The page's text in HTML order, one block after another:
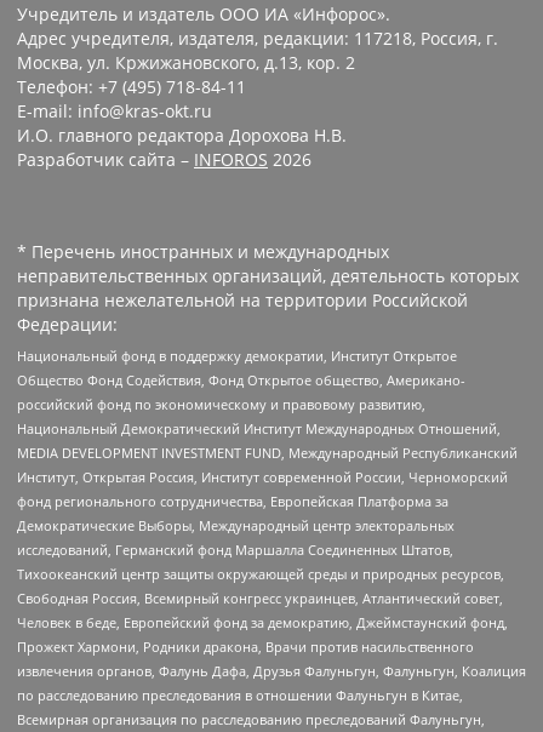
Учредитель и издатель ООО ИА «Инфорос».
Адрес учредителя, издателя, редакции: 117218, Россия, г.
Москва, ул. Кржижановского, д.13, кор. 2
Телефон: +7 (495) 718-84-11
E-mail: info@kras-okt.ru
И.О. главного редактора Дорохова Н.В.
Разработчик сайта – INFOROS 2026
* Перечень иностранных и международных
неправительственных организаций, деятельность которых
признана нежелательной на территории Российской
Федерации:
Национальный фонд в поддержку демократии, Институт Открытое
Общество Фонд Содействия, Фонд Открытое общество, Американо-
российский фонд по экономическому и правовому развитию,
Национальный Демократический Институт Международных Отношений,
MEDIA DEVELOPMENT INVESTMENT FUND, Международный Республиканский
Институт, Открытая Россия, Институт современной России, Черноморский
фонд регионального сотрудничества, Европейская Платформа за
Демократические Выборы, Международный центр электоральных
исследований, Германский фонд Маршалла Соединенных Штатов,
Тихоокеанский центр защиты окружающей среды и природных ресурсов,
Свободная Россия, Всемирный конгресс украинцев, Атлантический совет,
Человек в беде, Европейский фонд за демократию, Джеймстаунский фонд,
Прожект Хармони, Родники дракона, Врачи против насильственного
извлечения органов, Фалунь Дафа, Друзья Фалуньгун, Фалуньгун, Коалиция
по расследованию преследования в отношении Фалуньгун в Китае,
Всемирная организация по расследованию преследований Фалуньгун,